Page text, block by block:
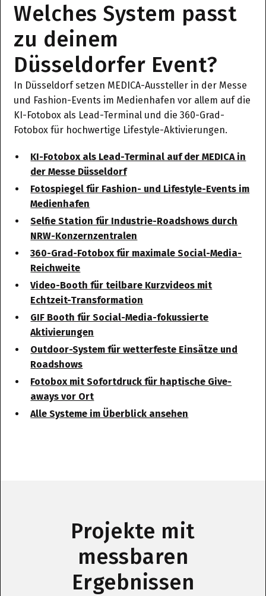
Welches System passt
zu deinem
Düsseldorfer Event?
In Düsseldorf setzen MEDICA-Aussteller in der Messe
und Fashion-Events im Medienhafen vor allem auf die
KI-Fotobox als Lead-Terminal und die 360-Grad-
Fotobox für hochwertige Lifestyle-Aktivierungen.
KI-Fotobox als Lead-Terminal auf der MEDICA in
der Messe Düsseldorf
Fotospiegel für Fashion- und Lifestyle-Events im
Medienhafen
Selfie Station für Industrie-Roadshows durch
NRW-Konzernzentralen
360-Grad-Fotobox für maximale Social-Media-
Reichweite
Video-Booth für teilbare Kurzvideos mit
Echtzeit-Transformation
GIF Booth für Social-Media-fokussierte
Aktivierungen
Outdoor-System für wetterfeste Einsätze und
Roadshows
Fotobox mit Sofortdruck für haptische Give-
aways vor Ort
Alle Systeme im Überblick ansehen
Projekte mit
messbaren
Ergebnissen